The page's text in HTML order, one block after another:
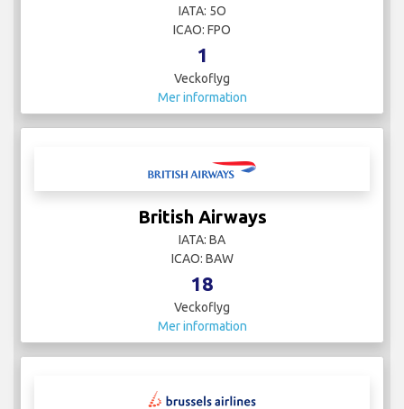
IATA: 5O
ICAO: FPO
1
Veckoflyg
Mer information
British Airways
IATA: BA
ICAO: BAW
18
Veckoflyg
Mer information